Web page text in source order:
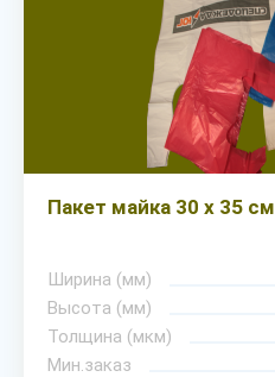
Пакет майка 30 х 35 см
Ширина (мм)
Высота (мм)
Толщина (мкм)
Мин.заказ